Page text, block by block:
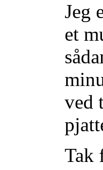
Jeg
et
ved
Tak